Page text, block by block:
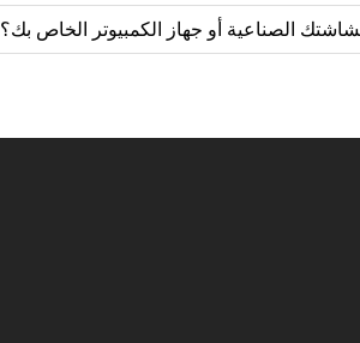
الصناعية أو جهاز الكمبيوتر الخاص بك؟